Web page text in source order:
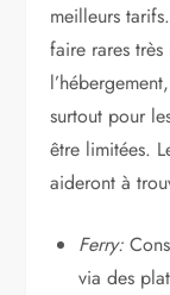
meilleurs
faire rares
surtout pour
être limitées.
aideront à
Ferry:
via des